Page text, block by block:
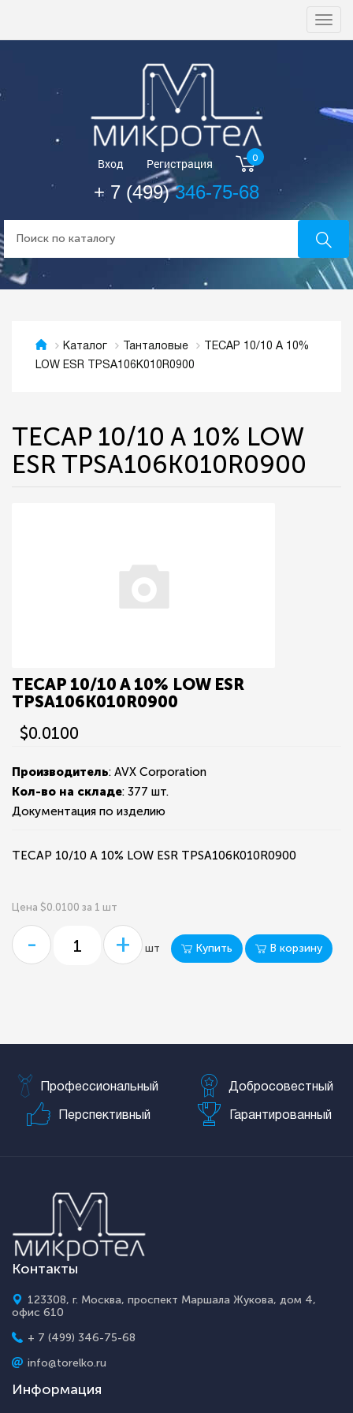
Вход Регистрация 0
+ 7 (499)346-75-68
Каталог Танталовые
TECAP 10/10 A 10%
LOW ESR TPSA106K010R0900
TECAP 10/10 A 10% LOW
ESR TPSA106K010R0900
TECAP 10/10 A 10% LOW ESR
TPSA106K010R0900
$0.0100
Производитель: AVX Corporation
Кол-во на складе: 377 шт.
Документация по изделию
TECAP 10/10 A 10% LOW ESR TPSA106K010R0900
Цена $0.0100 за 1 шт
- + шт Купить В корзину
Профессиональный Добросовестный
Перспективный Гарантированный
Контакты
123308, г. Москва, проспект Маршала Жукова, дом 4,
офис 610
+ 7 (499) 346-75-68
info@torelko.ru
Информация